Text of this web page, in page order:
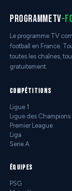
programmetv-
Le programme TV
football en France.
toutes les chaînes,
gratuitement.
COMPÉTITIONS
Ligue 1
Ligue des Champions
Premier League
Liga
Serie A
ÉQUIPES
PSG